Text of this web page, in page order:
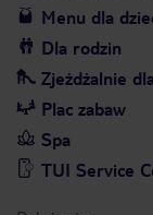
Menu dla
Dla rodzin
Zjeżdżalnie
Plac zabaw
Spa
TUI Service